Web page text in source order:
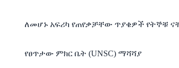
ለመሆኑ አፍሪካ የጠየቃቻቸው ጥያቄዎች የትኞቹ
የፀጥታው ምክር ቤት (UNSC) ማሻሻያ